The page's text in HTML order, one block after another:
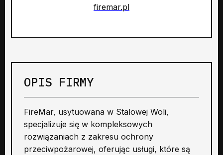
firemar.pl
OPIS FIRMY
FireMar, usytuowana w Stalowej Woli,
specjalizuje się w kompleksowych
rozwiązaniach z zakresu ochrony
przeciwpożarowej, oferując usługi, które są